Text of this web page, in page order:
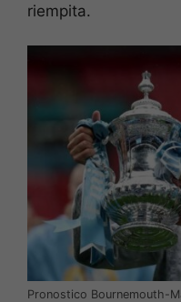
riempita.
Pronostico Bournemouth-